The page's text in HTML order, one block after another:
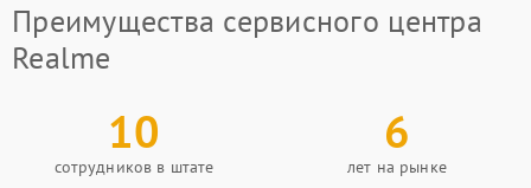
Преимущества сервисного центра
Realme
10
сотрудников в штате
6
лет на рынке